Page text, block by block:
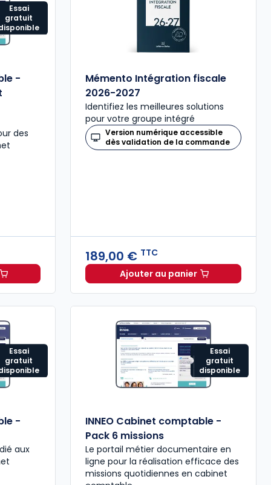
Essai
gratuit
-
des
comptable - Missions comptables et fiscales à 99,08
Mémento Intégration fiscale
2026-2027
Identifiez les meilleures solutions
pour votre groupe intégré
Version numérique accessible
dès validation de la commande
189,00 € TTC
Ajouter au panierMémento Intégration
Essai
gratuit
-
aux
Essai
gratuit
disponible
INNEO Cabinet comptable -
Pack 6 missions
Le portail métier documentaire en
ligne pour la réalisation efficace des
missions quotidiennes en cabinet